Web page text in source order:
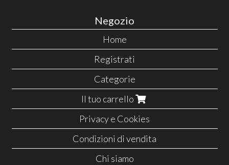
Negozio
Home
Registrati
Categorie
Il tuo carrello
Privacy e Cookies
Condizioni di vendita
Chi siamo